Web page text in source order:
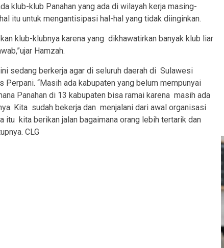
klub-klub Panahan yang ada di wilayah kerja masing-
itu untuk mengantisipasi hal-hal yang tidak diinginkan.
klub-klubnya karena yang dikhawatirkan banyak klub liar
Hamzah.
sedang berkerja agar di seluruh daerah di Sulawesi
Perpani. “Masih ada kabupaten yang belum mempunyai
Panahan di 13 kabupaten bisa ramai karena masih ada
Kita sudah bekerja dan menjalani dari awal organisasi
itu kita berikan jalan bagaimana orang lebih tertarik dan
CLG